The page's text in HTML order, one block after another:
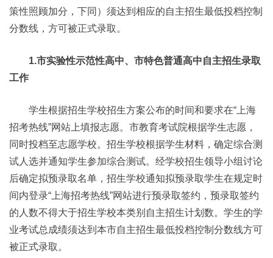
策性照顾加分，下同）须达到相应的自主招生最低投档控制
分数线，方可被正式录取。
1.市实验性示范性高中、市特色普通高中自主招生录取
工作
学生根据招生学校招生方案公布的时间和要求在“上海
招考热线”网站上填报志愿。市教育考试院根据学生志愿，
同时投档至志愿学校。招生学校根据学生材料，确定综合测
试人选并通知学生参加综合测试。经学校招生领导小组讨论
后确定拟预录取名单，招生学校通知拟预录取学生在规定时
间内登录“上海招考热线”网站进行预录取签约，预录取签约
的人数不得大于招生学校本类别自主招生计划数。学生的学
业考试总成绩须达到本市自主招生最低投档控制分数线方可
被正式录取。